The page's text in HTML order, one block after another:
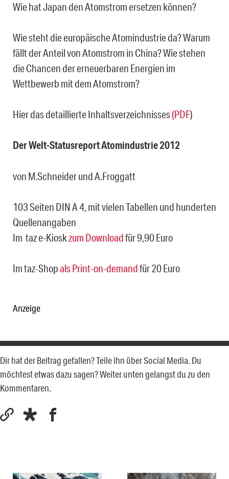
Wie hat Japan den Atomstrom ersetzen können?
Wie steht die europäische Atomindustrie da? Warum
fällt der Anteil von Atomstrom in China? Wie stehen
die Chancen der erneuerbaren Energien im
Wettbewerb mit dem Atomstrom?
Hier das detaillierte Inhaltsverzeichnisses(PDF)
Der Welt-Statusreport Atomindustrie 2012
von M.Schneider und A.Froggatt
103 Seiten DIN A 4, mit vielen Tabellen und hunderten
Quellenangaben
Im taz e-Kioskzum Downloadfür 9,90 Euro
Im taz-Shopals Print-on-demandfür 20 Euro
Anzeige
Dir hat der Beitrag gefallen? Teile ihn über Social Media. Du
möchtest etwas dazu sagen? Weiter unten gelangst du zu den
Kommentaren.